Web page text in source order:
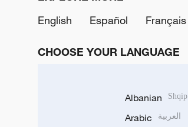
English
Español Français
CHOOSE YOUR LANGUAGE
Albanian Shqip
Arabic العربية